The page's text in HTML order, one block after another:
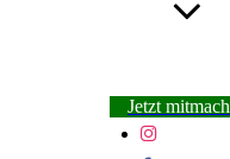
Jetzt